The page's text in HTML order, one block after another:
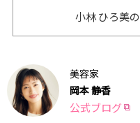
小林 ひろ美
美容家
岡本 静香
公式ブログ